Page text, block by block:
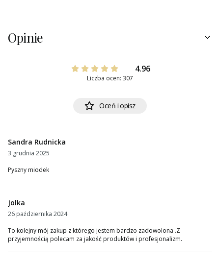
Opinie
4.96
Liczba ocen: 307
Oceń i opisz
Sandra Rudnicka
3 grudnia 2025
Pyszny miodek
Jolka
26 października 2024
To kolejny mój zakup z którego jestem bardzo zadowolona .Z
przyjemnością polecam za jakość produktów i profesjonalizm.